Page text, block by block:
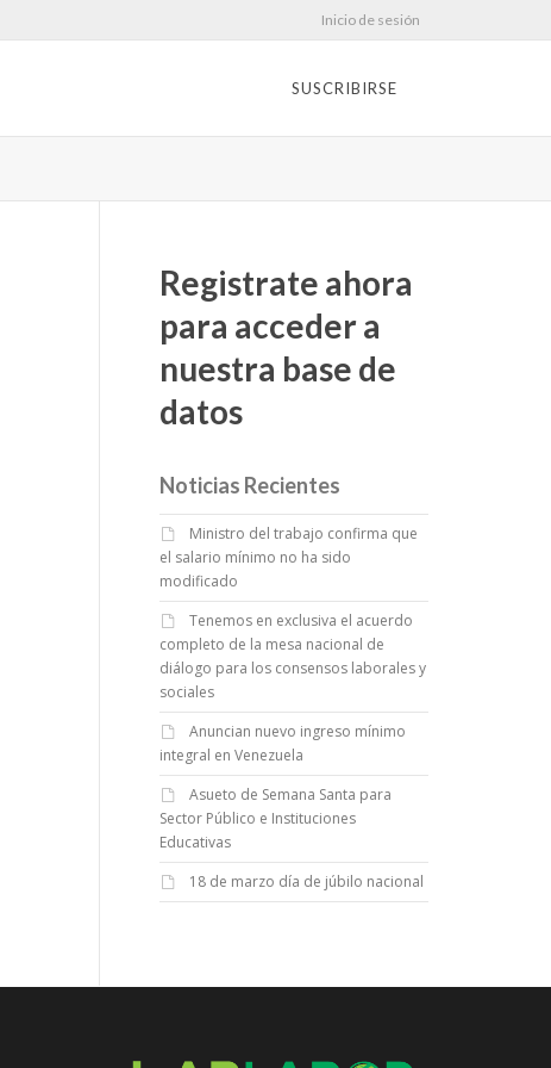
Inicio de sesión
SUSCRIBIRSE
Registrate ahora
para acceder a
nuestra base de
datos
Noticias Recientes
Ministro del trabajo confirma que
el salario mínimo no ha sido
modificado
Tenemos en exclusiva el acuerdo
completo de la mesa nacional de
diálogo para los consensos laborales y
sociales
Anuncian nuevo ingreso mínimo
integral en Venezuela
Asueto de Semana Santa para
Sector Público e Instituciones
Educativas
18 de marzo día de júbilo nacional